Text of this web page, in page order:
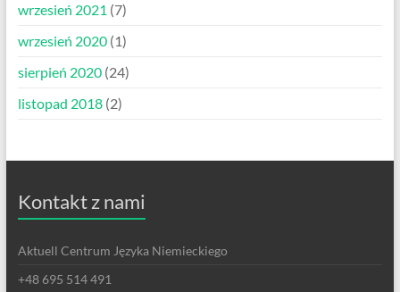
wrzesień 2021 (7)
wrzesień 2020(1)
sierpień 2020(24)
listopad 2018(2)
Kontakt z nami
Aktuell Centrum Języka Niemieckiego
+48 695 514 491